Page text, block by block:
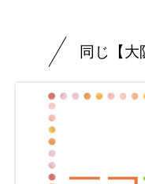
同じ【大